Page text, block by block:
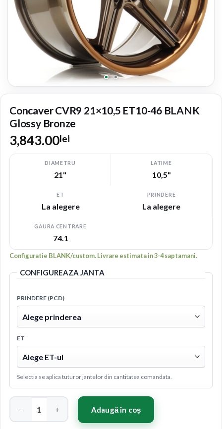
Concaver CVR9 21×10,5 ET10-46 BLANK
Glossy Bronze
3,843.00lei
DIAMETRU
21"
LATIME
10,5"
ET
La alegere
PRINDERE
La alegere
GAURA CENTRARE
74.1
Configuratie BLANK/custom. Livrare estimata in 3-4 saptamani.
CONFIGUREAZA JANTA
PRINDERE (PCD)
ET
Selectia se aplica tuturor jantelor din cantitatea comandata.
Cantitate Concaver CVR9 21x10,5 ET10-46 BLANK Glossy
Adaugă în coș